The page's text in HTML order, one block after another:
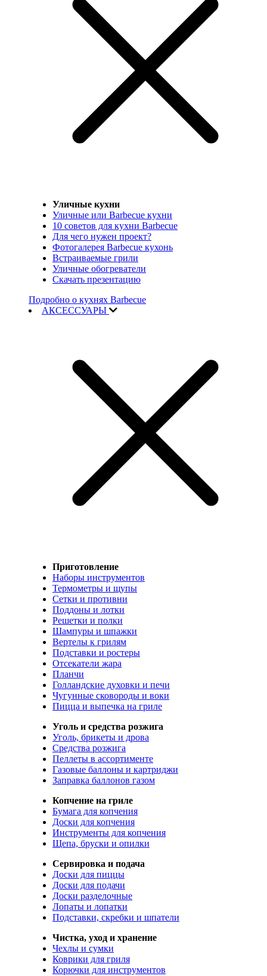
Уличные кухни
Уличные или Barbecue кухни
10 советов для кухни Barbecue
Для чего нужен проект?
Фотогалерея Barbecue кухонь
Встраиваемые грили
Уличные обогреватели
Скачать презентацию
Подробно о кухнях Barbecue
АКСЕССУАРЫ
Приготовление
Наборы инструментов
Термометры и щупы
Сетки и противни
Поддоны и лотки
Решетки и полки
Шампуры и шпажки
Вертелы к грилям
Подставки и ростеры
Отсекатели жара
Планчи
Голландские духовки и печи
Чугунные сковороды и воки
Пицца и выпечка на гриле
Уголь и средства розжига
Уголь, брикеты и дрова
Средства розжига
Пеллеты в ассортименте
Газовые баллоны и картриджи
Заправка баллонов газом
Копчение на гриле
Бумага для копчения
Доски для копчения
Инструменты для копчения
Щепа, бруски и опилки
Сервировка и подача
Доски для пиццы
Доски для подачи
Доски разделочные
Лопаты и лопатки
Подставки, скребки и шпатели
Чистка, уход и хранение
Чехлы и сумки
Коврики для гриля
Корючки для инструментов